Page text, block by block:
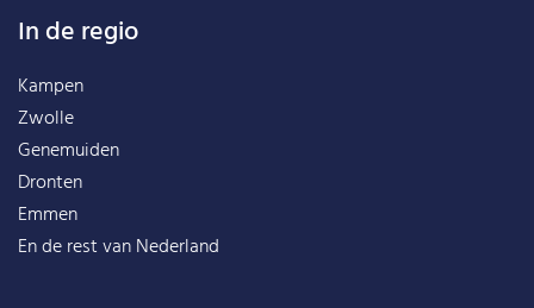
In de regio
Kampen
Zwolle
Genemuiden
Dronten
Emmen
En de rest vanNederland